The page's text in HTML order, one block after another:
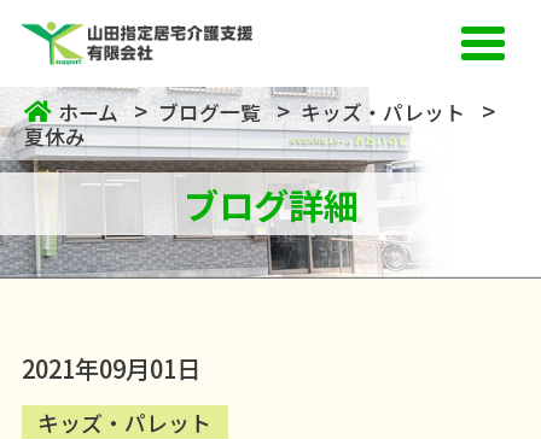
ホーム ブログ一覧
キッズ・パレット
夏休み
ブログ詳細
2021年09月01日
キッズ・パレット